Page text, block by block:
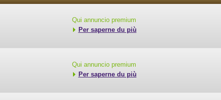
Qui annuncio premium
Per saperne du più
Qui annuncio premium
Per saperne du più